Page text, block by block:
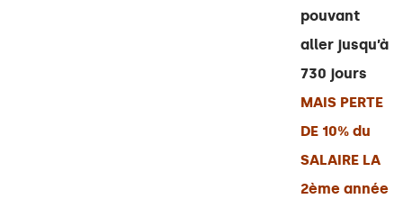
pouvant
aller jusqu’à
730 jours
MAIS PERTE
DE 10% du
SALAIRE LA
2ème année